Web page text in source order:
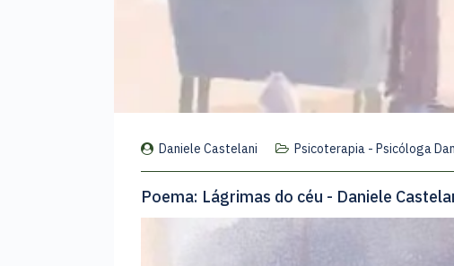
Daniele Castelani Psicoterapia - Psicóloga
Poema: Lágrimas do céu - Daniele